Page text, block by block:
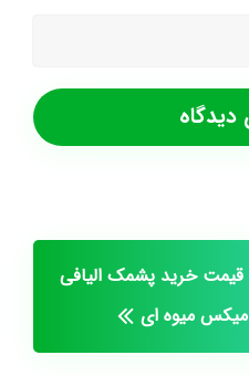
قیمت خرید پشمک الیافی
میکس میوه ای